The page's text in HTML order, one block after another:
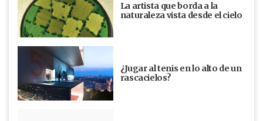
La artista que borda a la
naturaleza vista desde el cielo
¿Jugar al tenis en lo alto de un
rascacielos?